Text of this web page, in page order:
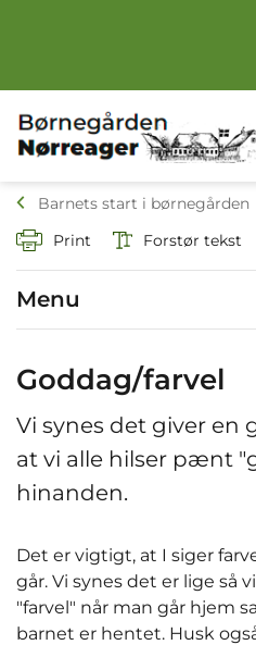
Barnets start i børnegården
Print
Forstør tekst
Menu
Goddag/farvel
Vi synes det giver en
at vi alle hilser pænt
hinanden.
Det er vigtigt, at I siger
går. Vi synes det er lige så
"farvel" når man går hjem
barnet er hentet. Husk